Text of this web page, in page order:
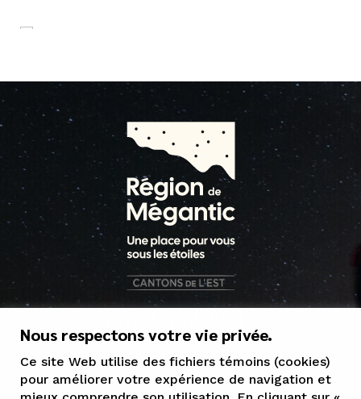
1 800 363-5515
tourisme@mrcgranit.qc.ca
Nous respectons votre vie privée.
Ce site Web utilise des fichiers témoins (cookies)
pour améliorer votre expérience de navigation et